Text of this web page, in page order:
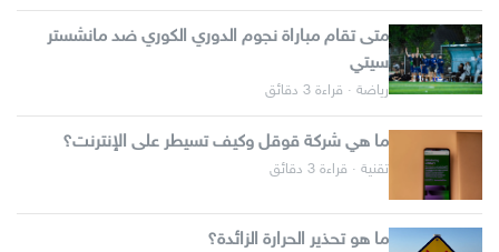
متى تقام مباراة نجوم الدوري الكوري ضد مانشستر
سيتي
رياضة · قراءة 3 دقائق
ما هي شركة قوقل وكيف تسيطر على الإنترنت؟
تقنية · قراءة 3 دقائق
ما هو تحذير الحرارة الزائدة؟